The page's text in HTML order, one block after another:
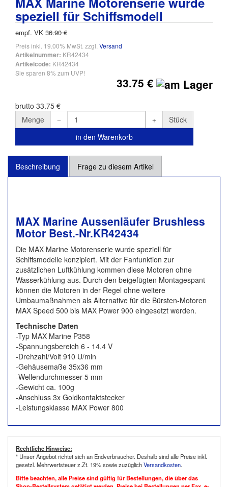
speziell für Schiffsmodell
empf. VK 36.90 €
Preis inkl. 19.00% MwSt. zzgl. Versand
Artikelnummer: KR42434
Artikelcode: KR42434
Sie sparen 8% zum UVP!
33.75 €
brutto 33.75 €
Menge
Stück
in den Warenkorb
Beschreibung Frage zu diesem Artikel
MAX Marine Aussenläufer Brushless
Motor Best.-Nr.KR42434
Die MAX Marine Motorenserie wurde speziell für
Schiffsmodelle konzipiert. Mit der Fanfunktion zur
zusätzlichen Luftkühlung kommen diese Motoren ohne
Wasserkühlung aus. Durch den beigefügten Montagespant
können die Motoren in der Regel ohne weitere
Umbaumaßnahmen als Alternative für die Bürsten-Motoren
MAX Speed 500 bis MAX Power 900 eingesetzt werden.
Technische Daten
-Typ MAX Marine P358
-Spannungsbereich 6 - 14,4 V
-Drehzahl/Volt 910 U/min
-Gehäusemaße 35x36 mm
-Wellendurchmesser 5 mm
-Gewicht ca. 100g
-Anschluss 3x Goldkontaktstecker
-Leistungsklasse MAX Power 800
Rechtliche Hinweise:
* Unser Angebot richtet sich an Endverbraucher. Deshalb sind alle Preise inkl.
gesetzl. Mehrwertsteuer z.Zt. 19% sowie zuzüglichVersandkosten.
Bitte beachten, alle Preise sind gültig für Bestellungen, die über das